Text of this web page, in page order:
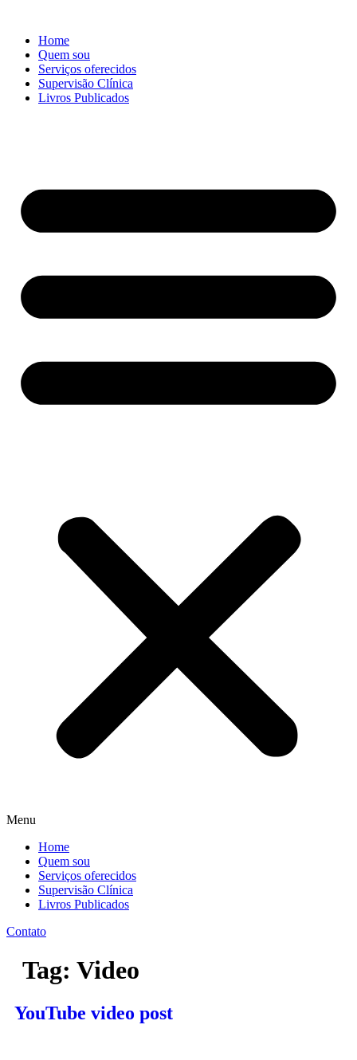
contentHome
Quem sou
Serviços oferecidos
Supervisão Clínica
Livros Publicados
Menu
Home
Quem sou
Serviços oferecidos
Supervisão Clínica
Livros Publicados
Contato
Tag: Video
YouTube video post